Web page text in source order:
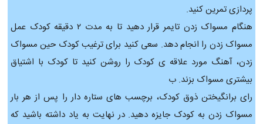
پردازی تمرین کنید.
هنگام مسواک زدن تایمر قرار دهید تا به مدت ۲ دقیقه کودک عمل
مسواک زدن را انجام دهد. سعی کنید برای ترغیب کودک حین مسواک
زدن، آهنگ مورد علاقه ی کودک را روشن کنید تا کودک با اشتیاق
بیشتری مسواک بزند. ب
رای برانگیختن ذوق کودک، برچسب های ستاره دار را پس از هر بار
مسواک زدن به کودک جایزه دهید. در نهایت به یاد داشته باشید که